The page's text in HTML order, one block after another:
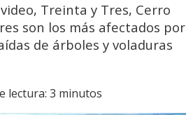
Treinta y Tres, Cerro
son los más afectados por
de árboles y voladuras
lectura: 3 minutos